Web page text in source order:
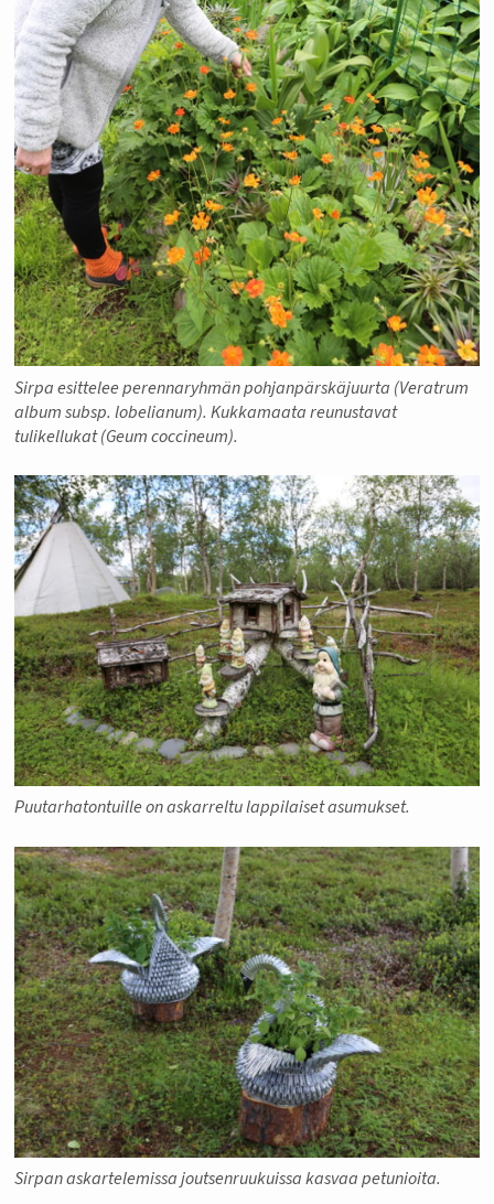
Sirpa esittelee perennaryhmän pohjanpärskäjuurta (Veratrum
album subsp. lobelianum). Kukkamaata reunustavat
tulikellukat (Geum coccineum).
Puutarhatontuille on askarreltu lappilaiset asumukset.
Sirpan askartelemissa joutsenruukuissa kasvaa petunioita.